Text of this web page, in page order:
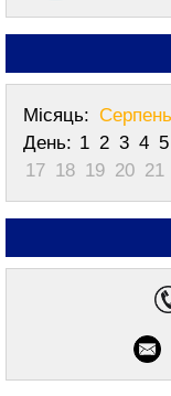
Місяць:
День: 1 2 3 4 5
17 18 19 20 21